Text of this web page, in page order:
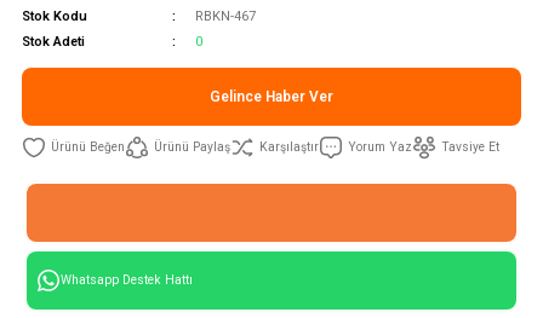
Stok Kodu
RBKN-467
Stok Adeti
0
Gelince Haber Ver
Ürünü Paylaş Karşılaştır Yorum Yaz Tavsiye Et
Whatsapp Destek Hattı